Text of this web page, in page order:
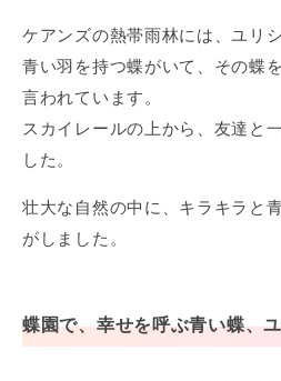
ケアンズの熱帯雨林には、ユリ
青い羽を持つ蝶がいて、その蝶
言われています。
スカイレールの上から、友達と
した。
壮大な自然の中に、キラキラと
がしました。
蝶園で、幸せを呼ぶ青い蝶、